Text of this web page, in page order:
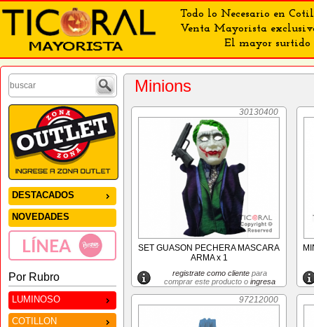
Todo lo Necesario en
Venta Mayorista
El mayor surtido
DESTACADOS
NOVEDADES
Por Rubro
LUMINOSO
COTILLON
Minions
30130400
SET GUASON PECHERA MASCARA
ARMA x 1
registrate como clientepara
comprar este producto o ingresa
97212000